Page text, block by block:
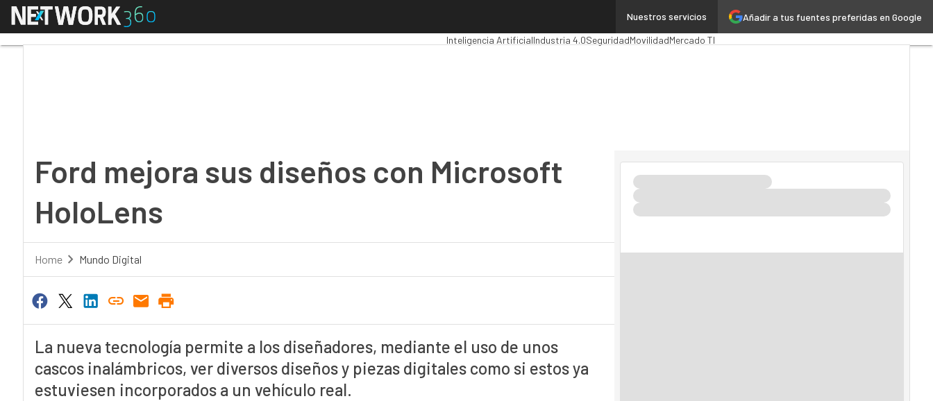
Añadir a tus fuentes preferidas en Google
Nuestros servicios
Menú Administración Pública MarTechCloud
Inteligencia ArtificialIndustria 4.0SeguridadMovilidadMercado TI
Ford mejora sus diseños con Microsoft
HoloLens
Home Mundo Digital
La nueva tecnología permite a los diseñadores, mediante el uso de unos
cascos inalámbricos, ver diversos diseños y piezas digitales como si estos ya
estuviesen incorporados a un vehículo real.